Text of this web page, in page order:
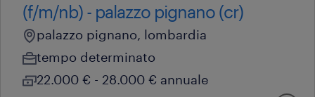
(f/m/nb) - palazzo pignano (cr)
palazzo pignano, lombardia
tempo determinato
22.000 € - 28.000 € annuale